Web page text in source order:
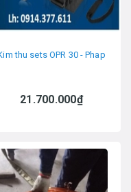
thu sets OPR 30 - Phap
21.700.000₫